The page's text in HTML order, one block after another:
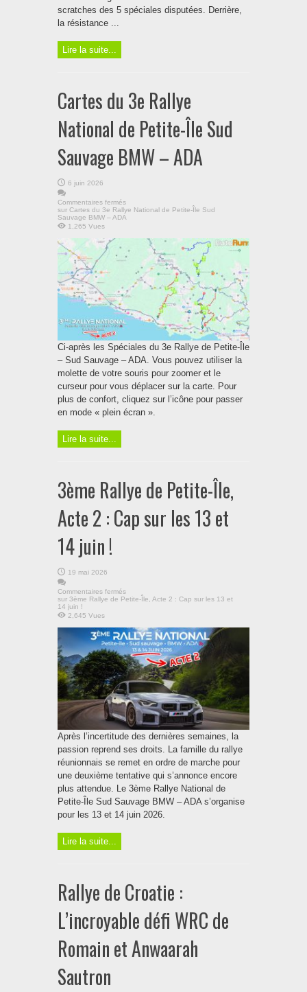
scratches des 5 spéciales disputées. Derrière,
la résistance ...
Lire la suite...
Cartes du 3e Rallye
National de Petite-Île Sud
Sauvage BMW – ADA
6 juin 2026
Commentaires fermés
sur Cartes du 3e Rallye National de Petite-Île Sud
Sauvage BMW – ADA
1,265 Vues
Ci-après les Spéciales du 3e Rallye de Petite-Île
– Sud Sauvage – ADA. Vous pouvez utiliser la
molette de votre souris pour zoomer et le
curseur pour vous déplacer sur la carte. Pour
plus de confort, cliquez sur l’icône pour passer
en mode « plein écran ».
Lire la suite...
3ème Rallye de Petite-Île,
Acte 2 : Cap sur les 13 et
14 juin !
19 mai 2026
Commentaires fermés
sur 3ème Rallye de Petite-Île, Acte 2 : Cap sur les 13 et
14 juin !
2,645 Vues
Après l’incertitude des dernières semaines, la
passion reprend ses droits. La famille du rallye
réunionnais se remet en ordre de marche pour
une deuxième tentative qui s’annonce encore
plus attendue. Le 3ème Rallye National de
Petite-Île Sud Sauvage BMW – ADA s’organise
pour les 13 et 14 juin 2026.
Lire la suite...
Rallye de Croatie :
L’incroyable défi WRC de
Romain et Anwaarah
Sautron